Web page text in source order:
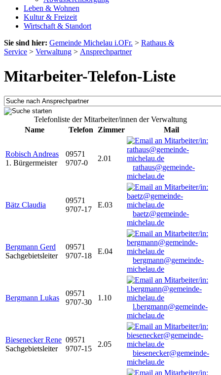
Leben & Wohnen
Kultur & Freizeit
Wirtschaft & Standort
Sie sind hier: Gemeinde Michelau i.OFr. > Rathaus &
Service > Verwaltung > Ansprechpartner
Mitarbeiter-Telefon-Liste
Telefonliste der Mitarbeiter/innen der Verwaltung
Name
Telefon Zimmer Mail
Robisch Andreas
1. Bürgermeister
09571
9707-0
2.01
rathaus@gemeinde-
michelau.de
Bätz Claudia
09571
9707-17
E.03
baetz@gemeinde-
michelau.de
Bergmann Gerd
Sachgebietsleiter
09571
9707-18
E.04
bergmann@gemeinde-
michelau.de
Bergmann Lukas
09571
9707-30
1.10
l.bergmann@gemeinde-
michelau.de
Biesenecker Rene
Sachgebietsleiter
09571
9707-15
2.05
biesenecker@gemeinde-
michelau.de